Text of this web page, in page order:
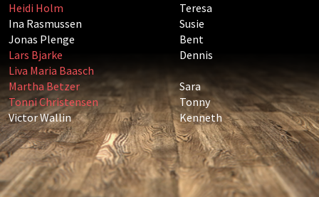
Heidi Holm
Teresa
Ina Rasmussen
Susie
Jonas Plenge
Bent
Lars Bjarke
Dennis
Liva Maria Baasch
Martha Betzer
Sara
Tonni Christensen
Tonny
Victor Wallin
Kenneth